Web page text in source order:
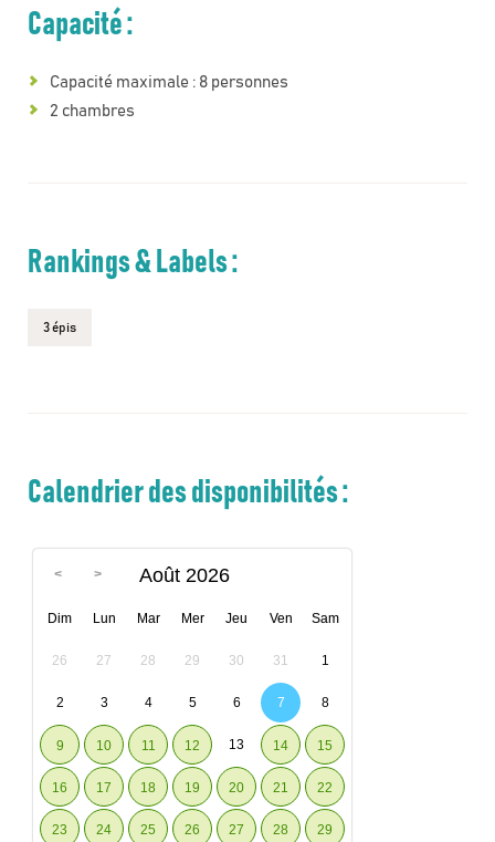
Capacité :
Capacité maximale : 8 personnes
2 chambres
Rankings & Labels :
3 épis
Calendrier des disponibilités :
Août 2026
Dim Lun Mar Mer Jeu Ven Sam
26 27 28 29 30 31 1
2 3 4 5 6 7 8
9 10 11 12 13 14 15
16 17 18 19 20 21 22
23 24 25 26 27 28 29